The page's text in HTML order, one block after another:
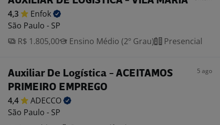
4,3
Enfok
São Paulo - SP
R$ 1.805,00
Ensino Médio (2º Grau) Presencial
Auxiliar De Logística - ACEITAMOS
PRIMEIRO EMPREGO
5 ago
4,4
ADECCO
São Paulo - SP